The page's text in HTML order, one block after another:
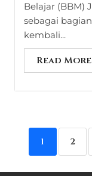
Belajar (BBM)
sebagai
kembali...
Read More
1 2